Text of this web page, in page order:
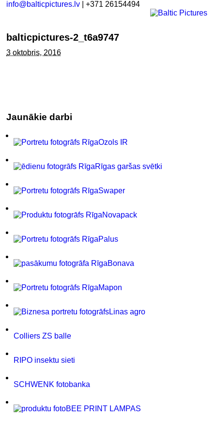
info@balticpictures.lv | +371 26154494
balticpictures-2_t6a9747
3 oktobris, 2016
Jaunākie darbi
Ozols IR
Rīgas garšas svētki
Swaper
Novapack
Palus
Bonava
Mapon
Linas agro
Colliers ZS balle
RIPO insektu sieti
SCHWENK fotobanka
BEE PRINT LAMPAS